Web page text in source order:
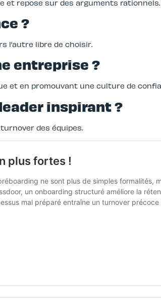
et repose sur des arguments rationnels.
?
l’autre libre de choisir.
entreprise ?
et en promouvant une culture de
inspirant ?
des équipes.